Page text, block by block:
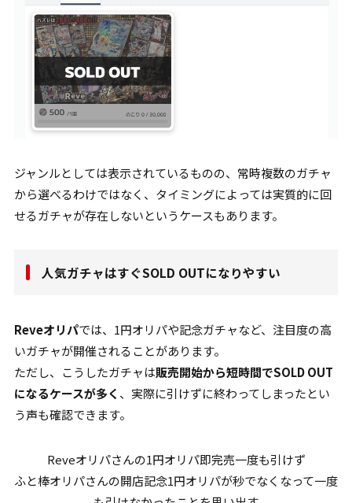
ジャンルとしては表示されているものの、常時複数のガチャ
から選べるわけではなく、タイミングによっては実質的に回
せるガチャが存在しないというケースもあります。
人気ガチャはすぐSOLD OUTになりやすい
Reveオリパでは、1円オリパや記念ガチャなど、注目度の高
いガチャが開催されることがあります。
ただし、こうしたガチャは販売開始から短時間でSOLD OUT
になるケースが多く 、実際に引けずに終わってしまったとい
う声も確認できます。
Reveオリパさんの1円オリパ即完売一度も引けず
ふと棒オリパさんの開店記念1円オリパが秒でなくなって一度